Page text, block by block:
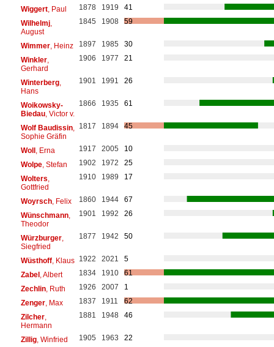
Wiggert, Paul 1878 1919
41
Wilhelmj,
August
1845 1908 59
Wimmer, Heinz 1897 1985
30
Winkler,
Gerhard
1906 1977 21
Winterberg,
Hans
1901 1991 26
Woikowsky-
Biedau, Victor v.
1866 1935 61
Wolf Baudissin,
Sophie Gräfin
1817 1894 45
Woll , Erna 1917 2005
10
Wolpe, Stefan 1902 1972
25
Wolters,
Gottfried
1910 1989 17
Woyrsch, Felix 1860 1944
67
Wünschmann,
Theodor
1901 1992 26
Würzburger,
Siegfried
1877 1942 50
Wüsthoff, Klaus 1922 2021
5
Zabel , Albert 1834 1910
61
Zechlin, Ruth 1926 2007
1
Zenger, Max 1837 1911
62
Zilcher,
Hermann
1881 1948 46
Zillig, Winfried 1905 1963
22